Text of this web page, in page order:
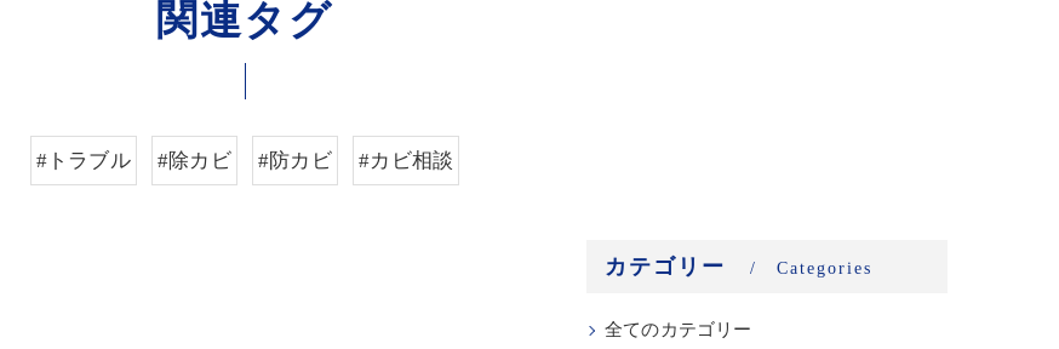
関連タグ
#トラブル #除カビ #防カビ #カビ相談
カテゴリー Categories
全てのカテゴリー